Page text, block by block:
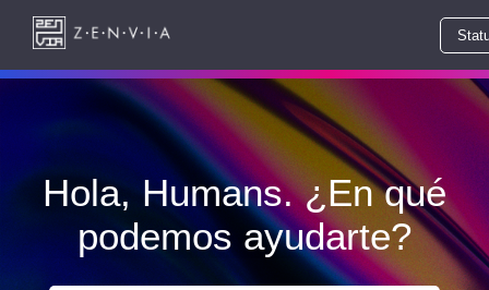
Hola, Humans. ¿En qué
podemos ayudarte?